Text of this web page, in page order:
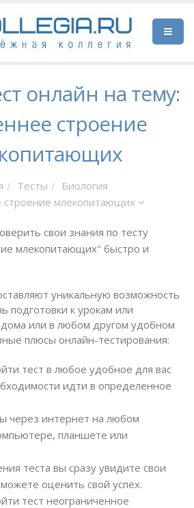
онлайн на тему:
строение
Тесты
Биология
строение млекопитающих
свои знания по тесту
млекопитающих" быстро и
уникальную возможность
подготовки к урокам или
или в любом другом удобном
плюсы онлайн-тестирования:
тест в любое удобное для вас
идти в определенное
через интернет на любом
планшете или
теста вы сразу увидите свои
оценить свой успех.
тест неограниченное